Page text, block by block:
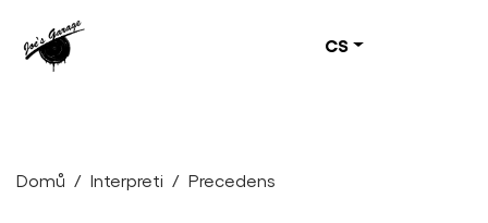
CS
Domů Interpreti Precedens